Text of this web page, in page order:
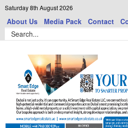
Saturday 8th August 2026
About Us Media Pack Contact